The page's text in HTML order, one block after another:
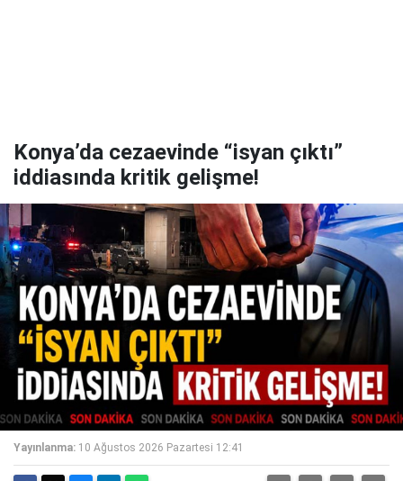
Konya’da cezaevinde “isyan çıktı”
iddiasında kritik gelişme!
Yayınlanma: 10 Ağustos 2026 Pazartesi 12:41